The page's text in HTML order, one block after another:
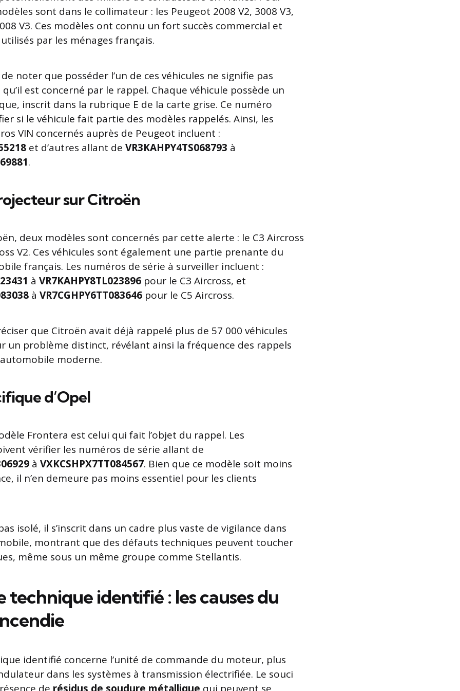
sont dans le collimateur : les Peugeot 2008 V2, 3008 V3,
V3. Ces modèles ont connu un fort succès commercial et
par les ménages français.
noter que posséder l’un de ces véhicules ne signifie pas
est concerné par le rappel. Chaque véhicule possède un
inscrit dans la rubrique E de la carte grise. Ce numéro
si le véhicule fait partie des modèles rappelés. Ainsi, les
VIN concernés auprès de Peugeot incluent :
et d’autres allant de VR3KAHPY4TS068793 à
.
sur Citroën
deux modèles sont concernés par cette alerte : le C3 Aircross
V2. Ces véhicules sont également une partie prenante du
français. Les numéros de série à surveiller incluent :
à VR7KAHPY8TL023896 pour le C3 Aircross, et
à VR7CGHPY6TT083646 pour le C5 Aircross.
que Citroën avait déjà rappelé plus de 57 000 véhicules
un problème distinct, révélant ainsi la fréquence des rappels
moderne.
d’Opel
Frontera est celui qui fait l’objet du rappel. Les
vérifier les numéros de série allant de
à VXKCSHPX7TT084567. Bien que ce modèle soit moins
il n’en demeure pas moins essentiel pour les clients
isolé, il s’inscrit dans un cadre plus vaste de vigilance dans
montrant que des défauts techniques peuvent toucher
même sous un même groupe comme Stellantis.
technique identifié : les causes du
identifié concerne l’unité de commande du moteur, plus
dans les systèmes à transmission électrifiée. Le souci